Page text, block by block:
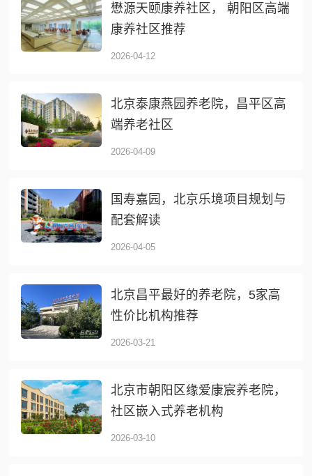
懋源天颐康养社区， 朝阳区高端
康养社区推荐
2026-04-12
北京泰康燕园养老院，昌平区高
端养老社区
2026-04-09
国寿嘉园，北京乐境项目规划与
配套解读
2026-04-05
北京昌平最好的养老院，5家高
性价比机构推荐
2026-03-21
北京市朝阳区缘爱康宸养老院，
社区嵌入式养老机构
2026-03-10